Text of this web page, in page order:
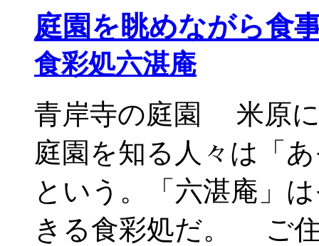
庭園を眺めながら食
食彩処六湛庵
青岸寺の庭園 米原に
庭園を知る人々は「
という。「六湛庵」
きる食彩処だ。 ご